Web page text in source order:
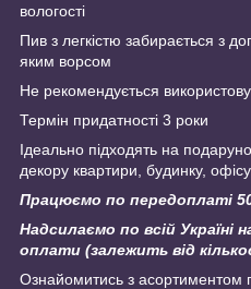
вологості
Пив з легкістю забирається з
яким ворсом
Не рекомендується
Термін придатності 3 роки
Ідеально підходять на
декору квартири, будинку,
Працюємо по передоплаті
Надсилаємо по всій Україні
оплати (залежить від
Ознайомитись з асортиментом